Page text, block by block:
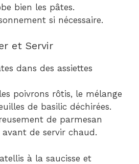
bien les pâtes.
si nécessaire.
et Servir
dans des assiettes
poivrons rôtis, le mélange
de basilic déchirées.
de parmesan
de servir chaud.
à la saucisse et